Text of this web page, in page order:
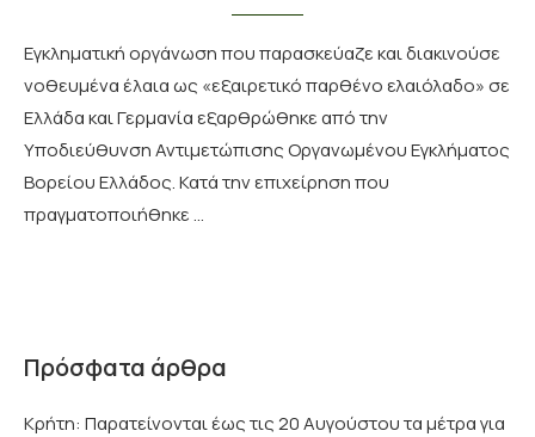
Εγκληματική οργάνωση που παρασκεύαζε και διακινούσε
νοθευμένα έλαια ως «εξαιρετικό παρθένο ελαιόλαδο» σε
Ελλάδα και Γερμανία εξαρθρώθηκε από την
Υποδιεύθυνση Αντιμετώπισης Οργανωμένου Εγκλήματος
Βορείου Ελλάδος. Κατά την επιχείρηση που
πραγματοποιήθηκε …
Πρόσφατα άρθρα
Κρήτη: Παρατείνονται έως τις 20 Αυγούστου τα μέτρα για